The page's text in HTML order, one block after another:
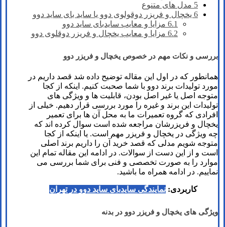
5 مدل های متنوع
6 یخچال و فریزر دوقولوی دوو یا ساید بای ساید دوو
6.1 مزایا و معایب سایدبای ساید دوو
6.2 مزایا و معایب یخچال و فریزر دوقلوی دوو
بررسی و نکات مهم در خصوص یخچال و فریزر دوو
همانطور که در اول این مقاله توضیح داده شد قصد داریم در
مورد تولیدات برند دوو با شما صحبت کنیم. اینکه از کجا
متوجه اصل یا غیر اصل بودن، قابلیت ها و ویژگی های
تولیدات این برند و غیره را مورد بررسی قرار دهیم. خیلی از
افرادی که گروه تعمیرات ما به محل آن ها برای تعمیر
یخچال و فریزرشان مراجعه شده است سوال کرده اند که
چه ویژگی در یخچال و فریزر مهم است. یا اینکه از کجا
متوجه شویم مدلی که قصد خرید آن را داریم برند اصلی
است و از این دست از سوالات. در ادامه این مقاله تمام این
موارد را به صورت تخصصی و فنی برای شما بررسی می
نماییم. در ادامه همراه ما باشید.
کاربردی:نمایندگی سایدبای ساید دوو در تهران
ویژگی های یخچال و فریزر دوو در بدنه